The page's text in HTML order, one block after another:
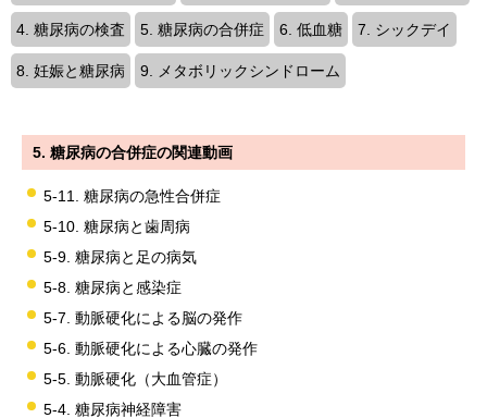
4. 糖尿病の検査 5. 糖尿病の合併症 6. 低血糖 7. シックデイ
8. 妊娠と糖尿病 9. メタボリックシンドローム
5. 糖尿病の合併症の関連動画
5-11. 糖尿病の急性合併症
5-10. 糖尿病と歯周病
5-9. 糖尿病と足の病気
5-8. 糖尿病と感染症
5-7. 動脈硬化による脳の発作
5-6. 動脈硬化による心臓の発作
5-5. 動脈硬化（大血管症）
5-4. 糖尿病神経障害